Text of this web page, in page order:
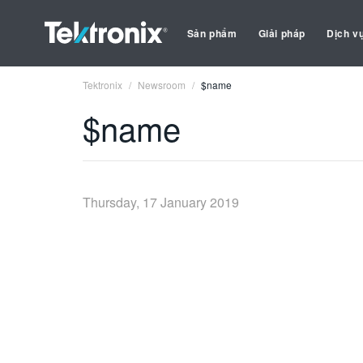
Sản phẩm Giải pháp Dịch
Tektronix Newsroom $name
$name
Thursday, 17 January 2019